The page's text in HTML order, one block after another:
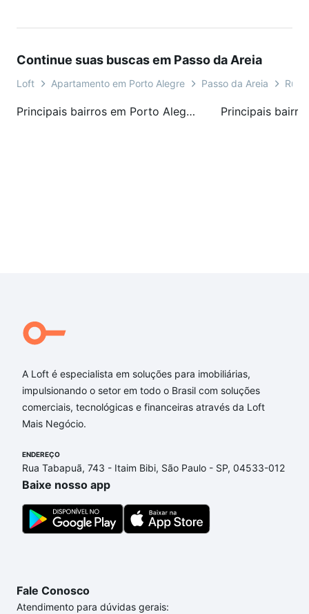
Continue suas buscas em Passo da Areia
Loft Apartamento em Porto Alegre Passo da Areia Rua
Principais bairros em Porto Alegre, RS
A Loft é especialista em soluções para imobiliárias,
impulsionando o setor em todo o Brasil com soluções
comerciais, tecnológicas e financeiras através da Loft
Mais Negócio.
ENDEREÇO
Rua Tabapuã, 743 - Itaim Bibi, São Paulo - SP, 04533-012
Baixe nosso app
Fale Conosco
Atendimento para dúvidas gerais: